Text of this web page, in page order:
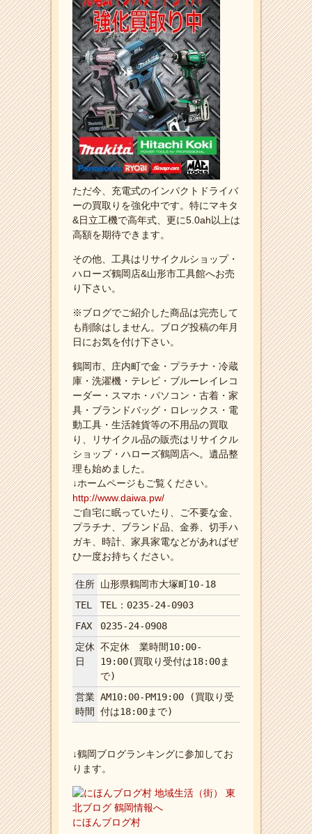
ただ今、充電式のインパクトドライバ
ーの買取りを強化中です。特にマキタ
&日立工機で高年式、更に5.0ah以上は
高額を期待できます。
その他、工具はリサイクルショップ・
ハローズ鶴岡店&山形市工具館へお売
り下さい。
※ブログでご紹介した商品は完売して
も削除はしません。ブログ投稿の年月
日にお気を付け下さい。
鶴岡市、庄内町で金・プラチナ・冷蔵
庫・洗濯機・テレビ・ブルーレイレコ
ーダー・スマホ・パソコン・古着・家
具・ブランドバッグ・ロレックス・電
動工具・生活雑貨等の不用品の買取
り、リサイクル品の販売はリサイクル
ショップ・ハローズ鶴岡店へ。遺品整
理も始めました。
↓ホームページもご覧ください。
http://www.daiwa.pw/
ご自宅に眠っていたり、ご不要な金、
プラチナ、ブランド品、金券、切手ハ
ガキ、時計、家具家電などがあればぜ
ひ一度お持ちください。
住所 山形県鶴岡市大塚町10-18
TEL
TEL：0235-24-0903
FAX
0235-24-0908
定休
日
不定休 業時間10:00-
19:00(買取り受付は18:00ま
で)
営業
時間
AM10:00-PM19:00 (買取り受
付は18:00まで)
↓鶴岡ブログランキングに参加してお
ります。
にほんブログ村